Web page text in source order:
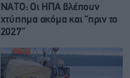
ΝΑΤΟ: Οι ΗΠΑ βλέπουν
χτύπημα ακόμα και “πριν το
2027”